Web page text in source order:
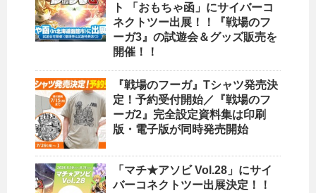
ト 「おもちゃ函」にサイバーコ
ネクトツー出展！！『戦場のフ
ーガ3』の試遊会＆グッズ販売を
開催！！
『戦場のフーガ』Tシャツ発売決
定！予約受付開始／『戦場のフ
ーガ2』完全設定資料集は印刷
版・電子版が同時発売開始
「マチ★アソビ Vol.28」にサイ
バーコネクトツー出展決定！！